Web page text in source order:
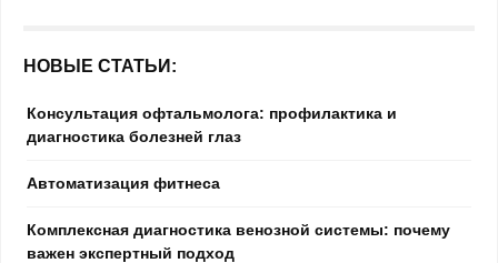
НОВЫЕ СТАТЬИ:
Консультация офтальмолога: профилактика и
диагностика болезней глаз
Автоматизация фитнеса
Комплексная диагностика венозной системы: почему
важен экспертный подход